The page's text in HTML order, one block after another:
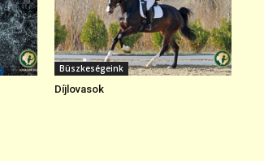
Büszkeségeink
Díjlovasok